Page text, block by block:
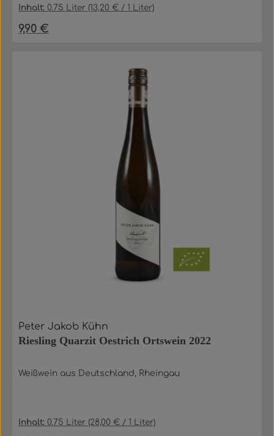
Inhalt:0.75 Liter (13,20 € / 1 Liter)
Regulärer Preis:
9,90 €
Peter Jakob Kühn
Riesling Quarzit Oestrich Ortswein 2022
Weißwein aus Deutschland, Rheingau
Inhalt:0.75 Liter (28,00 € / 1 Liter)